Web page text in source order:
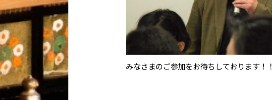
みなさまのご参加をお待ちしております！！